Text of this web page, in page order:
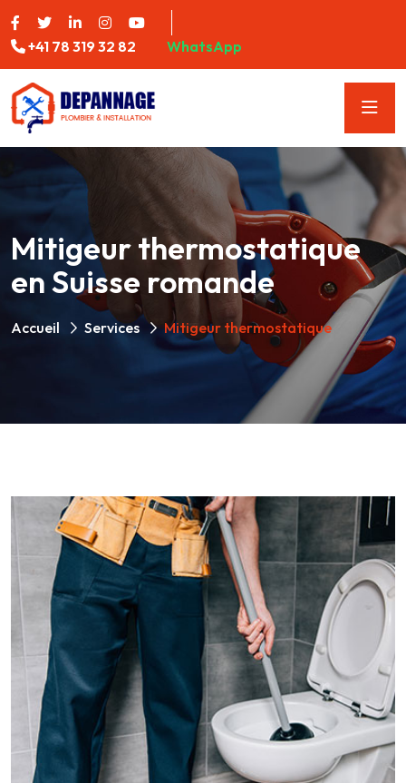
+41 78 319 32 82 WhatsApp
Mitigeur thermostatique
en Suisse romande
Accueil Services Mitigeur thermostatique